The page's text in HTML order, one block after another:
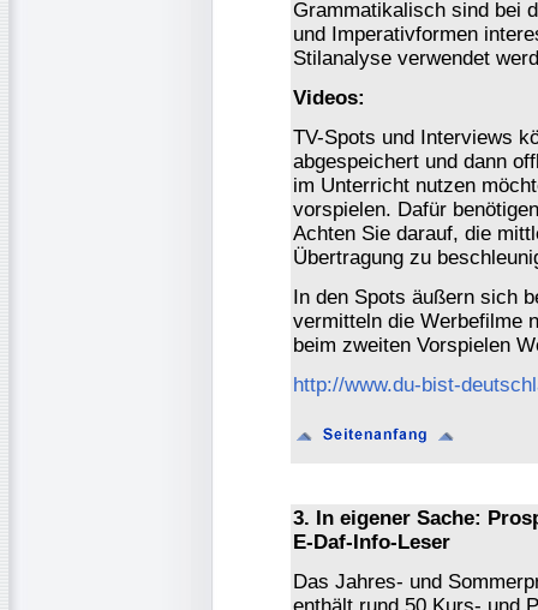
Grammatikalisch sind bei
und Imperativformen
Stilanalyse verwendet
Videos:
TV-Spots und Interviews
abgespeichert und dann
im Unterricht nutzen
vorspielen. Dafür
Achten Sie darauf, die
Übertragung zu
In den Spots äußern sich
vermitteln die Werbefilme
beim zweiten Vorspielen
http://www.du-bist-
3. In eigener Sache:
E-Daf-Info-Leser
Das Jahres- und
enthält rund 50 Kurs- und